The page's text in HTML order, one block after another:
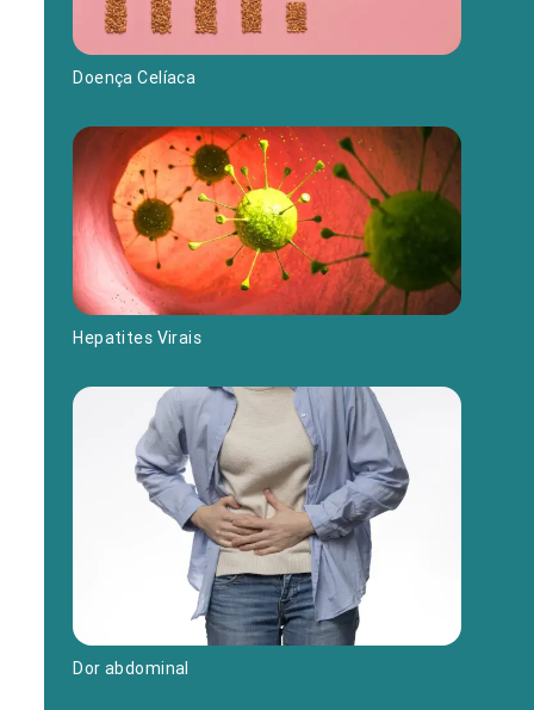
Doença Celíaca
Hepatites Virais
Dor abdominal